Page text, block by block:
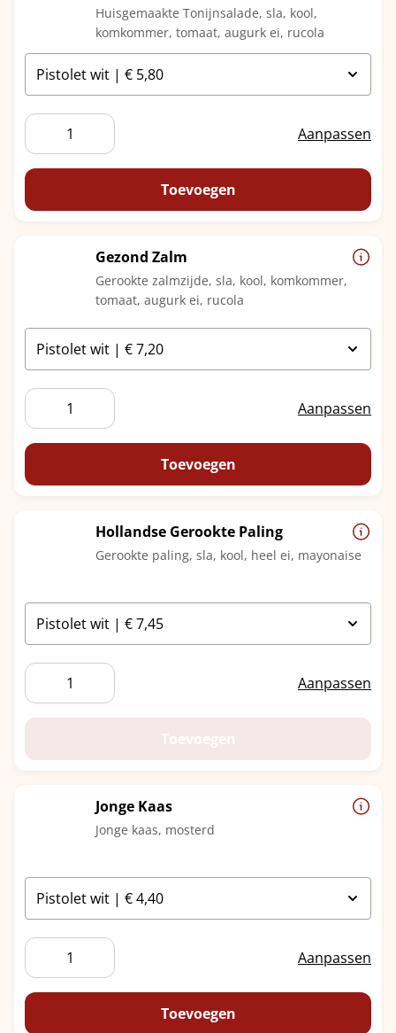
Huisgemaakte Tonijnsalade, sla, kool,
komkommer, tomaat, augurk ei, rucola
Gezond
Tonijnsalade
(huisgemaakt)
Aanpassen
Toevoegen
Gezond Zalm
Gerookte zalmzijde, sla, kool, komkommer,
tomaat, augurk ei, rucola
Gezond
Zalm
aantal
Aanpassen
Toevoegen
Hollandse Gerookte Paling
Gerookte paling, sla, kool, heel ei, mayonaise
Hollandse
Gerookte
Aanpassen
Jonge Kaas
Jonge kaas, mosterd
Jonge
Kaas
aantal
Aanpassen
Toevoegen